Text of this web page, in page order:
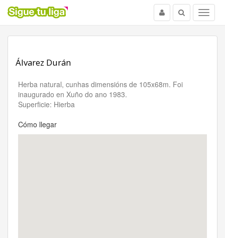
Menu
Buscar
Usuario
Álvarez Durán
Herba natural, cunhas dimensións de 105x68m. Foi
inaugurado en Xuño do ano 1983.
Superficie: Hierba
Cómo llegar